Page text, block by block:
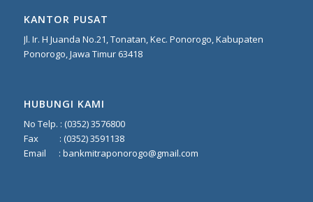
KANTOR PUSAT
Jl. Ir. H Juanda No.21, Tonatan, Kec. Ponorogo, Kabupaten
Ponorogo, Jawa Timur 63418
HUBUNGI KAMI
No Telp. : (0352) 3576800
Fax : (0352) 3591138
Email : bankmitraponorogo@gmail.com